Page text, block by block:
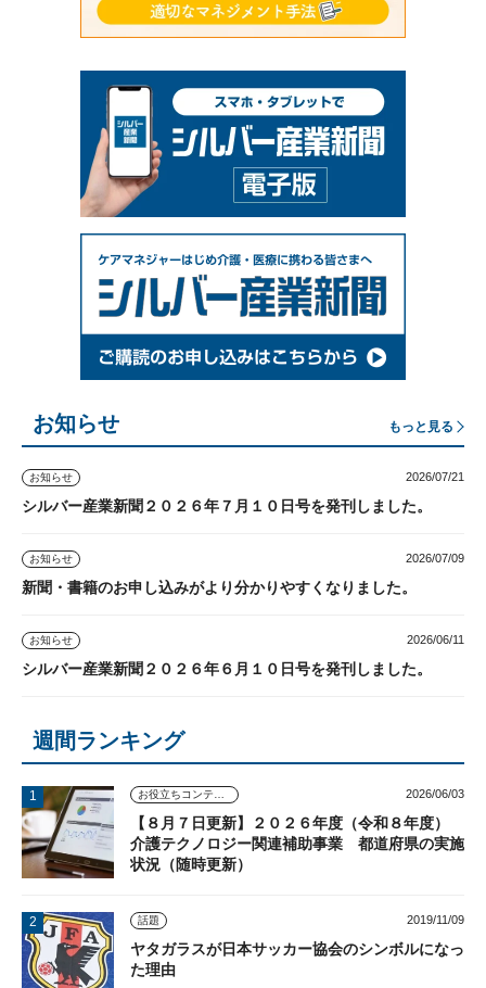
お知らせ もっと見る
お知らせ 2026/07/21
シルバー産業新聞２０２６年７月１０日号を発刊しました。
お知らせ 2026/07/09
新聞・書籍のお申し込みがより分かりやすくなりました。
お知らせ 2026/06/11
シルバー産業新聞２０２６年６月１０日号を発刊しました。
週間ランキング
2026/06/03
【８月７日更新】２０２６年度（令和８年度）
介護テクノロジー関連補助事業 都道府県の実施
状況（随時更新）
話題 2019/11/09
ヤタガラスが日本サッカー協会のシンボルになっ
た理由